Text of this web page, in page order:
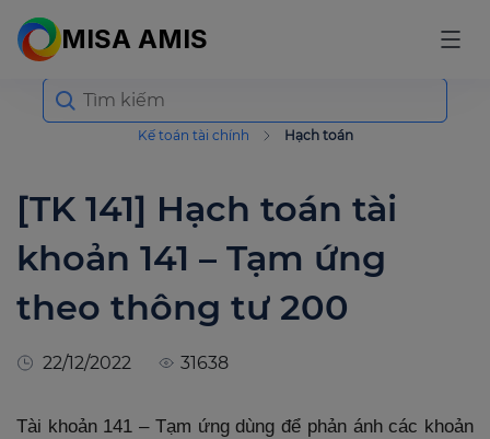
MISA AMIS
Kế toán tài chính Hạch toán
Search
for:
[TK 141] Hạch toán tài
khoản 141 – Tạm ứng
theo thông tư 200
22/12/2022 31638
Tài khoản 141 – Tạm ứng dùng để phản ánh các khoản